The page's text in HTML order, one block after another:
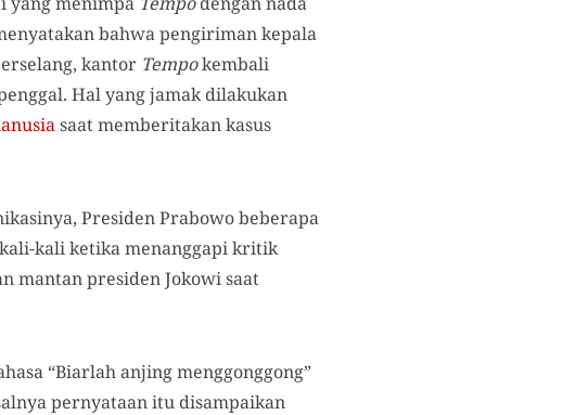
bahwa pengiriman kepala
kantor Tempokembali
Hal yang jamak dilakukan
saat memberitakan kasus
Presiden Prabowo beberapa
kali ketika menanggapi kritik
mantan presiden Jokowi saat
“Biarlah anjing menggonggong”
pernyataan itu disampaikan